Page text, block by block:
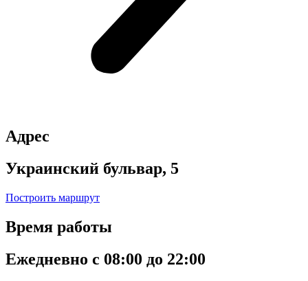
Адрес
Украинский бульвар, 5
Построить маршрут
Время работы
Ежедневно с 08:00 до 22:00